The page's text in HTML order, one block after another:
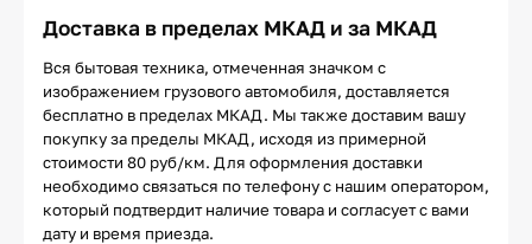
Доставка в пределах МКАД и за МКАД
Вся бытовая техника, отмеченная значком с
изображением грузового автомобиля, доставляется
бесплатно в пределах МКАД. Мы также доставим вашу
покупку за пределы МКАД, исходя из примерной
стоимости 80 руб/км. Для оформления доставки
необходимо связаться по телефону с нашим оператором,
который подтвердит наличие товара и согласует с вами
дату и время приезда.